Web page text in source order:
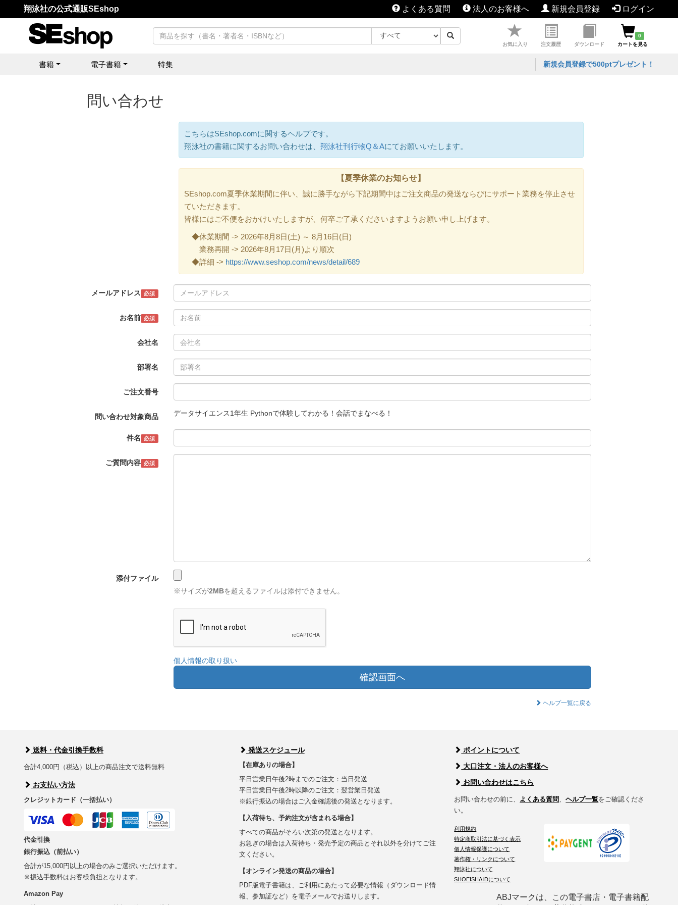
翔泳社の公式通販SEshop よくある質問 法人のお客様へ 新規会員登録 ログイン
お気に入り 注文履歴 ダウンロード
0
カートを見る
書籍 電子書籍 特集 新規会員登録で500ptプレゼント！
問い合わせ
こちらはSEshop.comに関するヘルプです。
翔泳社の書籍に関するお問い合わせは、 翔泳社刊行物Q＆Aにてお願いいたします。
【夏季休業のお知らせ】
SEshop.com夏季休業期間に伴い、誠に勝手ながら下記期間中はご注文商品の発送ならびにサポート業務を停止させ
ていただきます。
皆様にはご不便をおかけいたしますが、何卒ご了承くださいますようお願い申し上げます。
◆休業期間 -> 2026年8月8日(土) ～ 8月16日(日)
業務再開 -> 2026年8月17日(月)より順次
◆詳細 -> https://www.seshop.com/news/detail/689
メールアドレス 必須
お名前 必須
会社名
部署名
ご注文番号
問い合わせ対象商品 データサイエンス1年生 Pythonで体験してわかる！会話でまなべる！
件名 必須
ご質問内容 必須
添付ファイル
※サイズが2MBを超えるファイルは添付できません。
個人情報の取り扱い
確認画面へ
ヘルプ一覧に戻る
送料・代金引換手数料
合計4,000円（税込）以上の商品注文で送料無料
お支払い方法
クレジットカード（一括払い）
代金引換
銀行振込（前払い）
合計が15,000円以上の場合のみご選択いただけます。
※振込手数料はお客様負担となります。
Amazon Pay
発送スケジュール
【在庫ありの場合】
平日営業日午後2時までのご注文：当日発送
平日営業日午後2時以降のご注文：翌営業日発送
※銀行振込の場合はご入金確認後の発送となります。
【入荷待ち、予約注文が含まれる場合】
すべての商品がそろい次第の発送となります。
お急ぎの場合は入荷待ち・発売予定の商品とそれ以外を分けてご注
文ください。
【オンライン発送の商品の場合】
PDF版電子書籍は、ご利用にあたって必要な情報（ダウンロード情
報、参加証など）を電子メールでお送りします。
ポイントについて
大口注文・法人のお客様へ
お問い合わせはこちら
お問い合わせの前に、 よくある質問、ヘルプ一覧をご確認くださ
い。
利用規約
特定商取引法に基づく表示
個人情報保護について
著作権・リンクについて
翔泳社について
SHOEISHA iDについて
ABJマークは、この電子書店・電子書籍配